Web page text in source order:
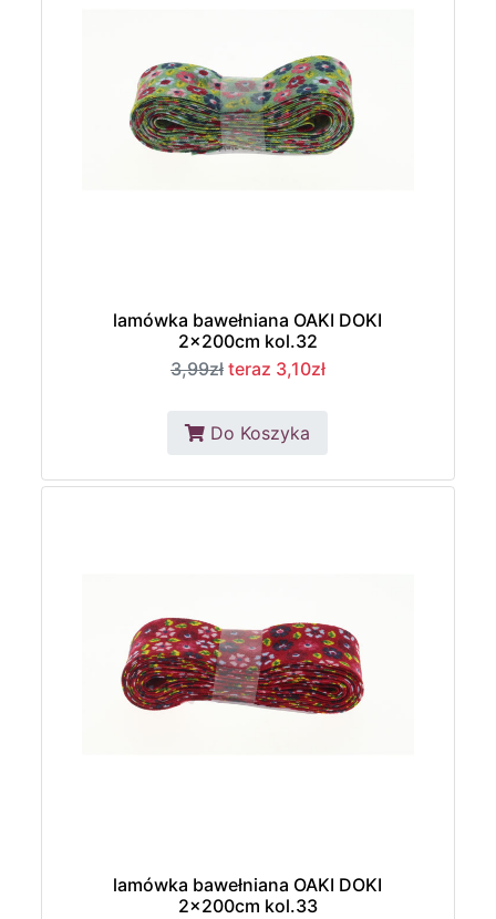
lamówka bawełniana OAKI DOKI
2x200cm kol.32
3,99zł teraz 3,10zł
Do Koszyka
lamówka bawełniana OAKI DOKI
2x200cm kol.33